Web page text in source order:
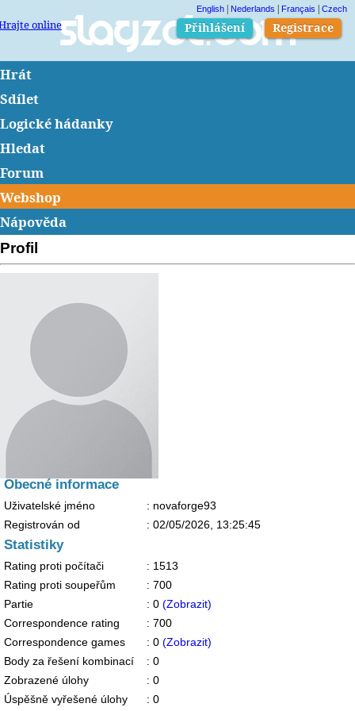
Slagzet.com
online Přihlášení Registrace
Hrát
Sdílet
Logické hádanky
Hledat
Forum
Webshop
Nápověda
Profil
Obecné informace
Uživatelské jméno
: novaforge93
Registrován od
: 02/05/2026, 13:25:45
Statistiky
Rating proti počítači
: 1513
Rating proti soupeřům
: 700
Partie
: 0 (Zobrazit)
Correspondence rating
: 700
Correspondence games
: 0 (Zobrazit)
Body za řešení kombinací
: 0
Zobrazené úlohy
: 0
Úspěšně vyřešené úlohy
: 0
English Nederlands Français Czech